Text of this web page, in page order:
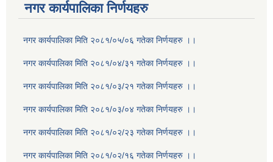
नगर कार्यपालिका निर्णयहरु
नगर कार्यपालिका मिति २०८१/०५/०६ गतेका निर्णयहरु ।।
नगर कार्यपालिका मिति २०८१/०४/३१ गतेका निर्णयहरु ।।
नगर कार्यपालिका मिति २०८१/०३/२१ गतेका निर्णयहरु ।।
नगर कार्यपालिका मिति २०८१/०३/०४ गतेका निर्णयहरु ।।
नगर कार्यपालिका मिति २०८१/०२/२३ गतेका निर्णयहरु ।।
नगर कार्यपालिका मिति २०८१/०२/१६ गतेका निर्णयहरु ।।